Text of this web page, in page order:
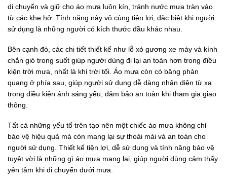
di chuyển và giữ cho áo mưa luôn kín, tránh nước mưa tràn vào
từ các khe hở. Tính năng này vô cùng tiện lợi, đặc biệt khi người
sử dụng là những người có kích thước đầu khác nhau.
Bên cạnh đó, các chi tiết thiết kế như lỗ xỏ gương xe máy và kính
chắn gió trong suốt giúp người dùng đi lại an toàn hơn trong điều
kiện trời mưa, nhất là khi trời tối. Áo mưa còn có băng phản
quang ở phía sau, giúp người sử dụng dễ dàng nhận diện từ xa
trong điều kiện ánh sáng yếu, đảm bảo an toàn khi tham gia giao
thông.
Tất cả những yếu tố trên tạo nên một chiếc áo mưa không chỉ
bảo vệ hiệu quả mà còn mang lại sự thoải mái và an toàn cho
người sử dụng. Thiết kế tiện lợi, dễ sử dụng và tính năng bảo vệ
tuyệt vời là những gì áo mưa mang lại, giúp người dùng cảm thấy
yên tâm khi di chuyển dưới mưa.